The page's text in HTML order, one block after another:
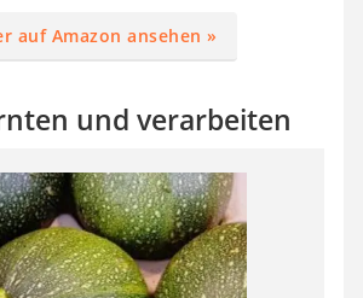
auf Amazon ansehen »
und verarbeiten